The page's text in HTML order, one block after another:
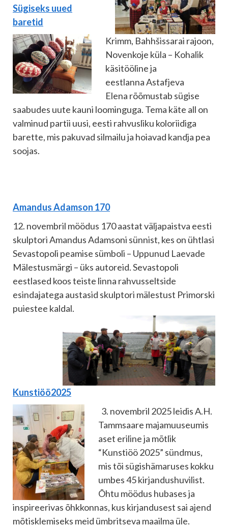
Sügiseks uued
baretid
Krimm, Bahhšissarai rajoon,
Novenkoje küla – Kohalik
käsitööline ja
eestlanna Astafjeva
Elena rõõmustab sügise
saabudes uute kauni loominguga. Tema käte all on
valminud partii uusi, eesti rahvusliku koloriidiga
barette, mis pakuvad silmailu ja hoiavad kandja pea
soojas.
Amandus Adamson 170
12. novembril möödus 170 aastat väljapaistva eesti
skulptori Amandus Adamsoni sünnist, kes on ühtlasi
Sevastopoli peamise sümboli – Uppunud Laevade
Mälestusmärgi – üks autoreid. Sevastopoli
eestlased koos teiste linna rahvusseltside
esindajatega austasid skulptori mälestust Primorski
puiestee kaldal.
Kunstiöö2025
3. novembril 2025 leidis A.H.
Tammsaare majamuuseumis
aset eriline ja mõtlik
“Kunstiöö 2025” sündmus,
mis tõi sügishämaruses kokku
umbes 45 kirjandushuvilist.
Õhtu möödus hubases ja
inspireerivas õhkkonnas, kus kirjandusest sai ajend
mõtisklemiseks meid ümbritseva maailma üle.